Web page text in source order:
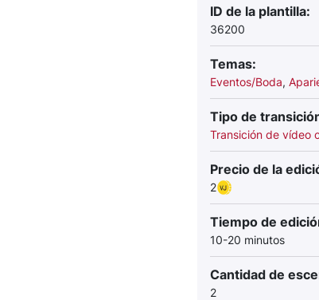
ID de la plantilla:
36200
Temas:
Eventos/Boda,
Tipo de
Transición de vídeo
Precio de la
2
Tiempo de
10-20 minutos
Cantidad de
2